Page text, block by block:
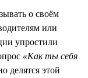
о своём
или
упростили
«Как ты себя
делятся этой